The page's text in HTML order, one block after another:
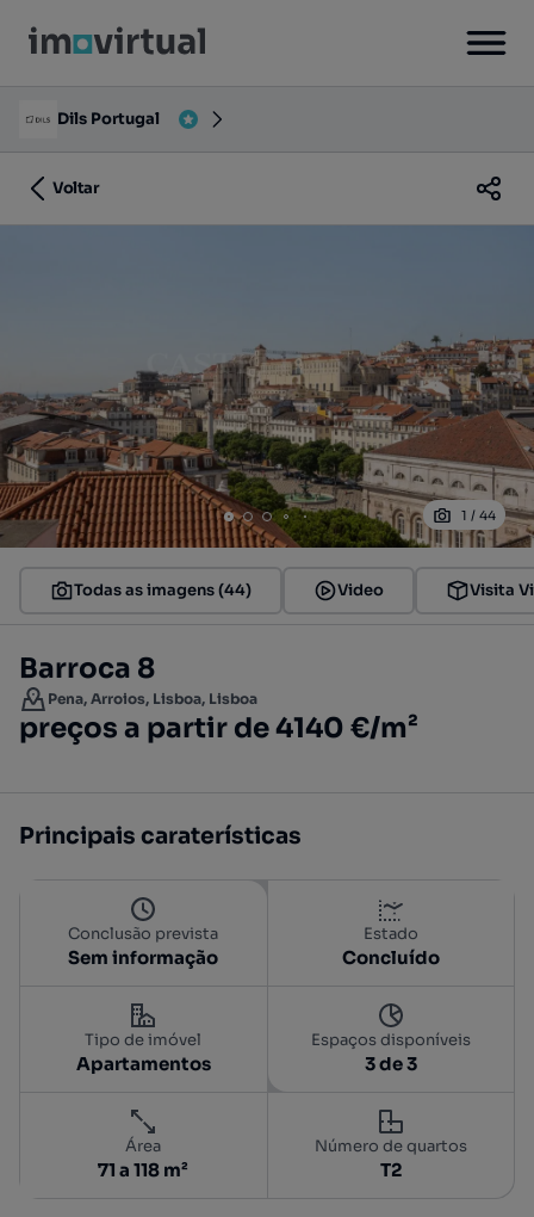
Dils Portugal
Voltar
1 / 44
Todas as imagens (44) Video Visita
Barroca 8
Pena, Arroios, Lisboa, Lisboa
preços a partir de 4140 €/m²
Principais caraterísticas
Conclusão prevista
Sem informação
Estado
Concluído
Tipo de imóvel
Apartamentos
Espaços disponíveis
3 de 3
Área
71 a 118 m²
Número de quartos
T2